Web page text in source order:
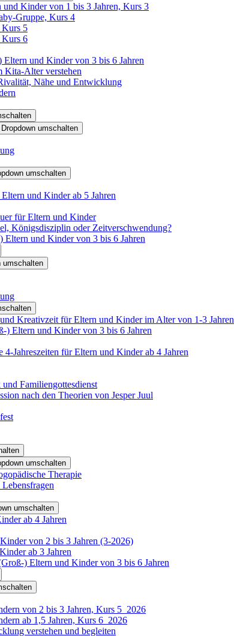
Kinder von 1 bis 3 Jahren, Kurs 3
Gruppe, Kurs 4
Kurs 5
Kurs 6
und Kinder von 3 bis 6 Jahren
Kita-Alter verstehen
Nähe und Entwicklung
Dropdown umschalten
umschalten
und Kinder ab 5 Jahren
für Eltern und Kinder
Königsdisziplin oder Zeitverschwendung?
und Kinder von 3 bis 6 Jahren
umschalten
Kreativzeit für Eltern und Kinder im Alter von 1-3 Jahren
) Eltern und Kinder von 3 bis 6 Jahren
Jahreszeiten für Eltern und Kinder ab 4 Jahren
Familiengottesdienst
nach den Theorien von Jesper Juul
umschalten
Therapie
umschalten
ab 4 Jahren
von 2 bis 3 Jahren (3-2026)
ab 3 Jahren
) Eltern und Kinder von 3 bis 6 Jahren
von 2 bis 3 Jahren, Kurs 5_2026
ab 1,5 Jahren, Kurs 6_2026
verstehen und begleiten